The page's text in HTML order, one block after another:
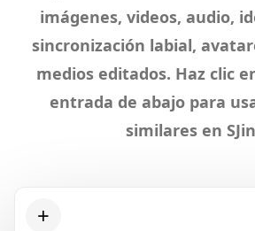
imágenes, videos, audio,
sincronización labial,
medios editados. Haz clic
entrada de abajo para
similares en
+